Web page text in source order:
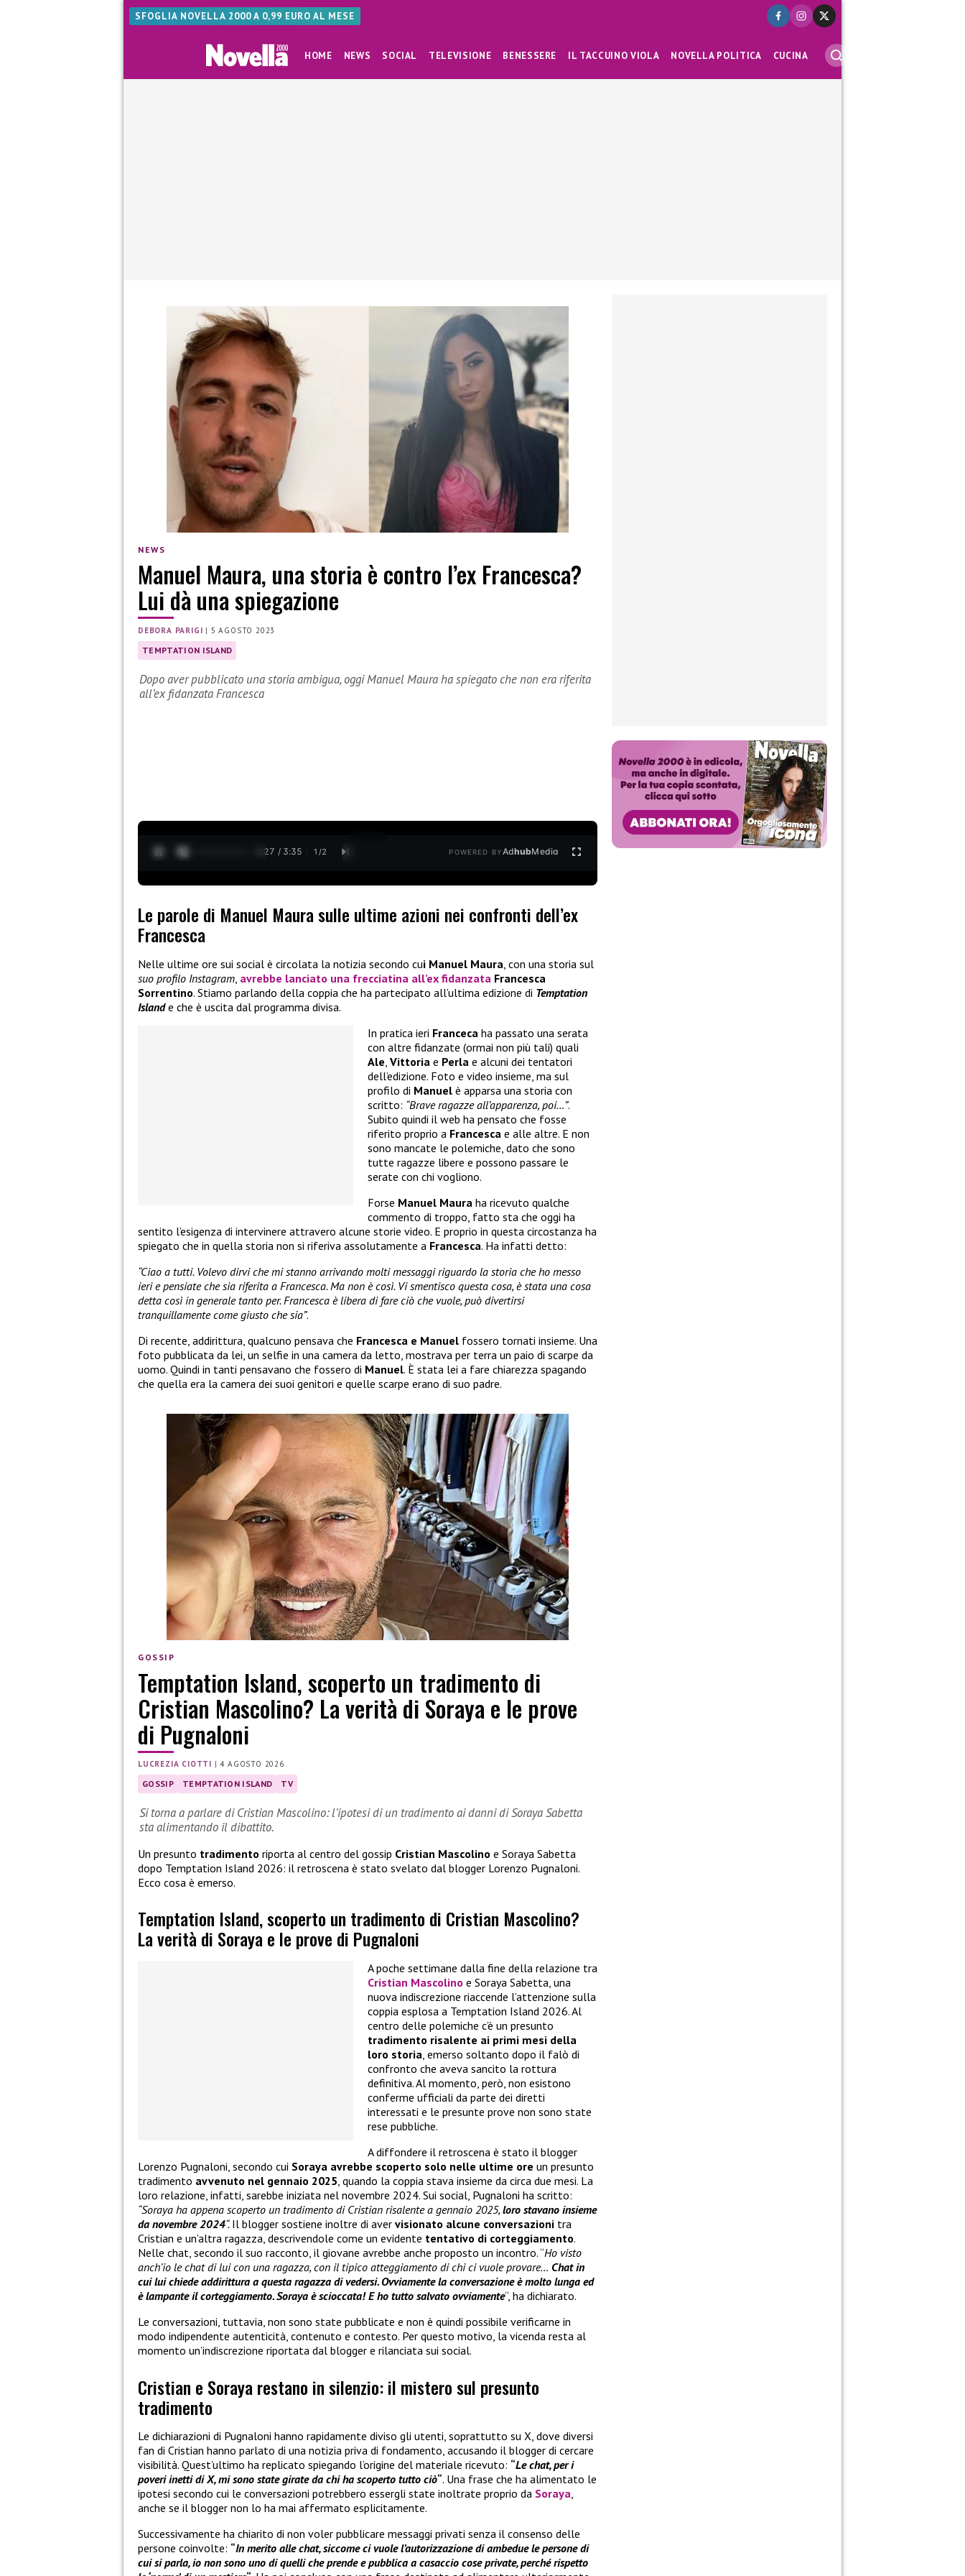
SFOGLIA NOVELLA 2000 A 0,99 EURO AL MESE
HOME NEWS SOCIAL TELEVISIONE BENESSERE IL TACCUINO VIOLA NOVELLA POLITICA CUCINA
NEWS
Manuel Maura, una storia è contro l’ex Francesca?
Lui dà una spiegazione
DEBORA PARIGI | 5 AGOSTO 2023
TEMPTATION ISLAND
Dopo aver pubblicato una storia ambigua, oggi Manuel Maura ha spiegato che non era riferita
all’ex fidanzata Francesca
0:28 / 3:35 1 /2 POWERED BYAdhubMedia
Le parole di Manuel Maura sulle ultime azioni nei confronti dell’ex
Francesca
Nelle ultime ore sui social è circolata la notizia secondo cui Manuel Maura, con una storia sul
suo profilo Instagram, avrebbe lanciato una frecciatina all’ex fidanzata Francesca
Sorrentino. Stiamo parlando della coppia che ha partecipato all’ultima edizione di Temptation
Islande che è uscita dal programma divisa.
In pratica ieri Franceca ha passato una serata
con altre fidanzate (ormai non più tali) quali
Ale, Vittoria e Perla e alcuni dei tentatori
dell’edizione. Foto e video insieme, ma sul
profilo di Manuel è apparsa una storia con
scritto: “Brave ragazze all’apparenza, poi…”.
Subito quindi il web ha pensato che fosse
riferito proprio a Francesca e alle altre. E non
sono mancate le polemiche, dato che sono
tutte ragazze libere e possono passare le
serate con chi vogliono.
Forse Manuel Maura ha ricevuto qualche
commento di troppo, fatto sta che oggi ha
sentito l’esigenza di intervinere attravero alcune storie video. E proprio in questa circostanza ha
spiegato che in quella storia non si riferiva assolutamente a Francesca. Ha infatti detto:
“Ciao a tutti. Volevo dirvi che mi stanno arrivando molti messaggi riguardo la storia che ho messo
ieri e pensiate che sia riferita a Francesca. Ma non è così. Vi smentisco questa cosa, è stata una cosa
detta così in generale tanto per. Francesca è libera di fare ciò che vuole, può divertirsi
tranquillamente come giusto che sia”.
Di recente, addirittura, qualcuno pensava che Francesca e Manuel fossero tornati insieme. Una
foto pubblicata da lei, un selfie in una camera da letto, mostrava per terra un paio di scarpe da
uomo. Quindi in tanti pensavano che fossero di Manuel. È stata lei a fare chiarezza spagando
che quella era la camera dei suoi genitori e quelle scarpe erano di suo padre.
GOSSIP
Temptation Island, scoperto un tradimento di
Cristian Mascolino? La verità di Soraya e le prove
di Pugnaloni
LUCREZIA CIOTTI |4 AGOSTO 2026
GOSSIP TEMPTATION ISLAND TV
Si torna a parlare di Cristian Mascolino: l’ipotesi di un tradimento ai danni di Soraya Sabetta
sta alimentando il dibattito.
Un presunto tradimento riporta al centro del gossip Cristian Mascolino e Soraya Sabetta
dopo Temptation Island 2026: il retroscena è stato svelato dal blogger Lorenzo Pugnaloni.
Ecco cosa è emerso.
Temptation Island, scoperto un tradimento di Cristian Mascolino?
La verità di Soraya e le prove di Pugnaloni
A poche settimane dalla fine della relazione tra
Cristian Mascolino e Soraya Sabetta, una
nuova indiscrezione riaccende l’attenzione sulla
coppia esplosa a Temptation Island 2026. Al
centro delle polemiche c’è un presunto
tradimento risalente ai primi mesi della
loro storia, emerso soltanto dopo il falò di
confronto che aveva sancito la rottura
definitiva. Al momento, però, non esistono
conferme ufficiali da parte dei diretti
interessati e le presunte prove non sono state
rese pubbliche.
A diffondere il retroscena è stato il blogger
Lorenzo Pugnaloni, secondo cui Soraya avrebbe scoperto solo nelle ultime ore un presunto
tradimento avvenuto nel gennaio 2025, quando la coppia stava insieme da circa due mesi. La
loro relazione, infatti, sarebbe iniziata nel novembre 2024. Sui social, Pugnaloni ha scritto:
“Soraya ha appena scoperto un tradimento di Cristian risalente a gennaio 2025, loro stavano insieme
da novembre 2024“. Il blogger sostiene inoltre di aver visionato alcune conversazioni tra
Cristian e un’altra ragazza, descrivendole come un evidente tentativo di corteggiamento.
Nelle chat, secondo il suo racconto, il giovane avrebbe anche proposto un incontro. “Ho visto
anch’io le chat di lui con una ragazza, con il tipico atteggiamento di chi ci vuole provare… Chat in
cui lui chiede addirittura a questa ragazza di vedersi. Ovviamente la conversazione è molto lunga ed
è lampante il corteggiamento. Soraya è scioccata! E ho tutto salvato ovviamente“, ha dichiarato.
Le conversazioni, tuttavia, non sono state pubblicate e non è quindi possibile verificarne in
modo indipendente autenticità, contenuto e contesto. Per questo motivo, la vicenda resta al
momento un’indiscrezione riportata dal blogger e rilanciata sui social.
Cristian e Soraya restano in silenzio: il mistero sul presunto
tradimento
Le dichiarazioni di Pugnaloni hanno rapidamente diviso gli utenti, soprattutto su X, dove diversi
fan di Cristian hanno parlato di una notizia priva di fondamento, accusando il blogger di cercare
visibilità. Quest’ultimo ha replicato spiegando l’origine del materiale ricevuto: “Le chat, per i
poveri inetti di X, mi sono state girate da chi ha scoperto tutto ciò“. Una frase che ha alimentato le
ipotesi secondo cui le conversazioni potrebbero essergli state inoltrate proprio da Soraya,
anche se il blogger non lo ha mai affermato esplicitamente.
Successivamente ha chiarito di non voler pubblicare messaggi privati senza il consenso delle
persone coinvolte: “In merito alle chat, siccome ci vuole l’autorizzazione di ambedue le persone di
cui si parla, io non sono uno di quelli che prende e pubblica a casaccio cose private, perché rispetto